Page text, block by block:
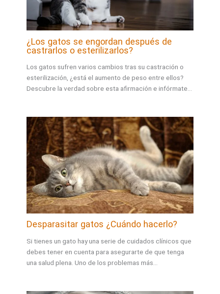
¿Los gatos se engordan después de
castrarlos o esterilizarlos?
Los gatos sufren varios cambios tras su castración o
esterilización, ¿está el aumento de peso entre ellos?
Descubre la verdad sobre esta afirmación e infórmate…
Desparasitar gatos ¿Cuándo hacerlo?
Si tienes un gato hay una serie de cuidados clínicos que
debes tener en cuenta para asegurarte de que tenga
una salud plena. Uno de los problemas más…